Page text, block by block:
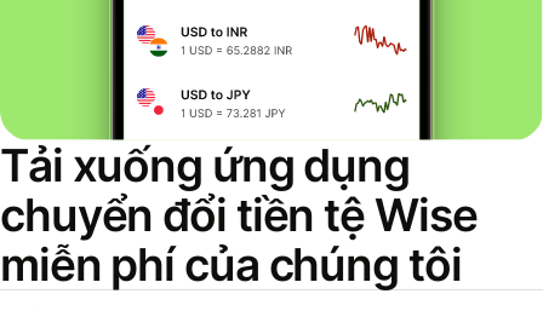
Tải xuống ứng dụng
chuyển đổi tiền tệ Wise
miễn phí của chúng tôi